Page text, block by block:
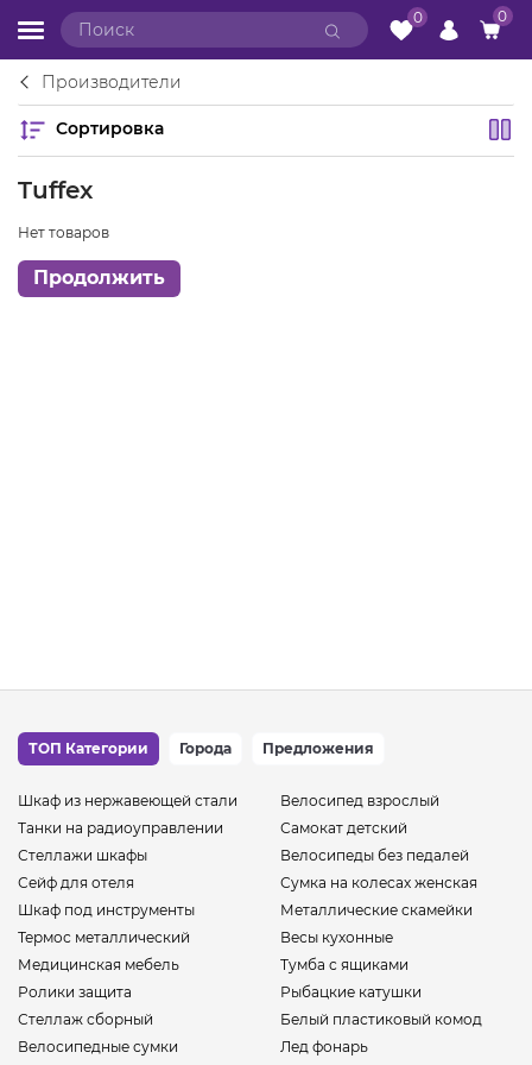
0 0
Производители
Сортировка
Tuffex
Нет товаров
Продолжить
ТОП Категории Города Предложения
Шкаф из нержавеющей стали
Танки на радиоуправлении
Стеллажи шкафы
Сейф для отеля
Шкаф под инструменты
Термос металлический
Медицинская мебель
Ролики защита
Велосипед взрослый
Самокат детский
Велосипеды без педалей
Сумка на колесах женская
Металлические скамейки
Весы кухонные
Тумба с ящиками
Рыбацкие катушки
Стеллаж сборный
Велосипедные сумки
Белый пластиковый комод
Лед фонарь